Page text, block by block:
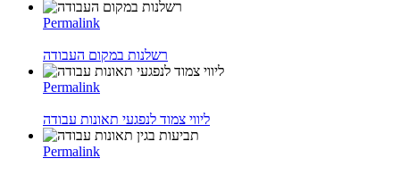
Permalink
רשלנות במקום העבודה
Permalink
ליווי צמוד לנפגעי תאונות עבודה
Permalink